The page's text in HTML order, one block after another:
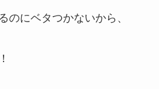
のにベタつかないから、